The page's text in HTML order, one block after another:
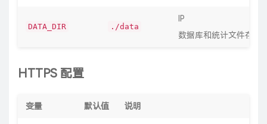
DATA_DIR ./data
IP
数据库和统计文件存放
HTTPS 配置
变量 默认值 说明